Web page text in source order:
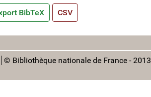
BibTeX CSV
© Bibliothèque nationale de France - 2013